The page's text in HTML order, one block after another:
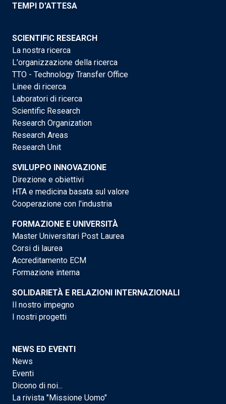
TEMPI D'ATTESA
SCIENTIFIC RESEARCH
La nostra ricerca
L'organizzazione della ricerca
TTO - Technology Transfer Office
Linee di ricerca
Laboratori di ricerca
Scientific Research
Research Organization
Research Areas
Research Unit
SVILUPPO INNOVAZIONE
Direzione e obiettivi
HTA e medicina basata sul valore
Cooperazione con l'industria
FORMAZIONE E UNIVERSITÀ
Master Universitari Post Laurea
Corsi di laurea
Accreditamento ECM
Formazione interna
SOLIDARIETÀ E RELAZIONI INTERNAZIONALI
Il nostro impegno
I nostri progetti
NEWS ED EVENTI
News
Eventi
Dicono di noi...
La rivista "Missione Uomo"